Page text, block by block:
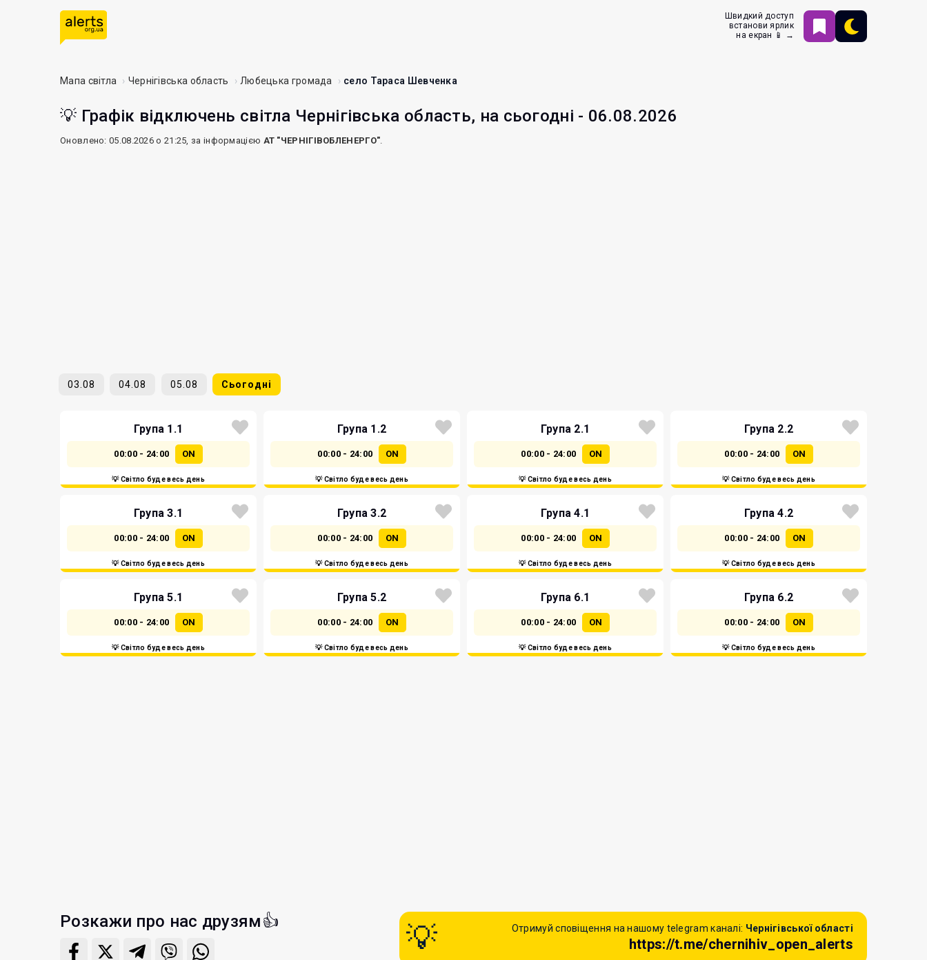
Швидкий доступ
встанови ярлик
на екран 📱 →
Мапа світла Чернігівська область Любецька громада село Тараса Шевченка
💡 Графік відключень світла Чернігівська область, на сьогодні - 06.08.2026
Оновлено: 05.08.2026 о 21:25, за інформацією АТ "ЧЕРНІГІВОБЛЕНЕРГО".
03.08 04.08 05.08 Сьогодні
Група 1.1
00:00 - 24:00 ON
💡 Світло буде весь день
Група 1.2
00:00 - 24:00 ON
💡 Світло буде весь день
Група 2.1
00:00 - 24:00 ON
💡 Світло буде весь день
Група 2.2
00:00 - 24:00 ON
💡 Світло буде весь день
Група 3.1
00:00 - 24:00 ON
💡 Світло буде весь день
Група 3.2
00:00 - 24:00 ON
💡 Світло буде весь день
Група 4.1
00:00 - 24:00 ON
💡 Світло буде весь день
Група 4.2
00:00 - 24:00 ON
💡 Світло буде весь день
Група 5.1
00:00 - 24:00 ON
💡 Світло буде весь день
Група 5.2
00:00 - 24:00 ON
💡 Світло буде весь день
Група 6.1
00:00 - 24:00 ON
💡 Світло буде весь день
Група 6.2
00:00 - 24:00 ON
💡 Світло буде весь день
Розкажи про нас друзям👍 Отримуй сповіщення на нашому telegram каналі: Чернігівської області
https://t.me/chernihiv_open_alerts